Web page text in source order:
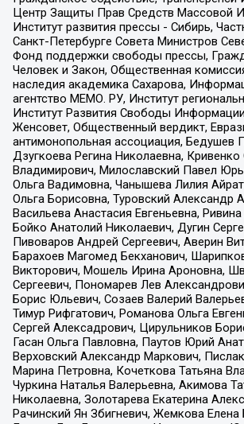
Центр Защиты Прав Средств Массовой
Институт развития прессы - Сибирь,
Санкт-Петербурге Совета Министров
Фонд поддержки свободы прессы,
Человек и Закон, Общественная
наследия академика Сахарова,
агентство МЕМО. РУ, Институт
Институт Развития Свободы
Женсовет, Общественный вердикт,
антимонопольная ассоциация, Бедушев
Дзугкоева Регина Николаевна, Кривенко
Владимирович, Милославский Павел
Ольга Вадимовна, Чанышева Лилия
Ольга Борисовна, Туровский Александр
Васильева Анастасия Евгеньевна,
Бойко Анатолий Николаевич, Дугин
Пивоваров Андрей Сергеевич, Аверин
Барахоев Магомед Бекханович,
Викторович, Мошель Ирина Ароновна,
Сергеевич, Пономарев Лев
Борис Юльевич, Созаев Валерий
Тимур Рифгатович, Романова Ольга
Сергей Алексадрович, Цирульников
Гасан Ольга Павловна, Паутов Юрий
Верховский Александр Маркович,
Марина Петровна, Кочеткова Татьяна
Чуркина Наталья Валерьевна, Акимова
Николаевна, Золотарева Екатерина
Рачинский Ян Збигневич, Жемкова Елена